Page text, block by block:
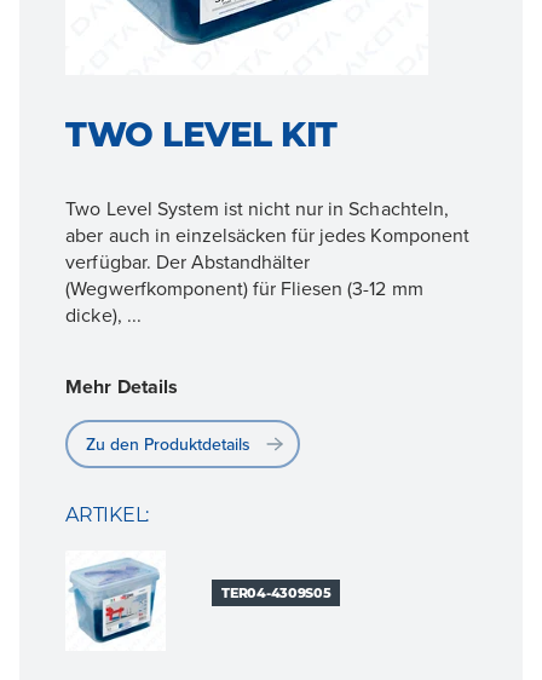
TWO LEVEL KIT
Two Level System ist nicht nur in Schachteln,
aber auch in einzelsäcken für jedes Komponent
verfügbar. Der Abstandhälter
(Wegwerfkomponent) für Fliesen (3-12 mm
dicke), ...
Mehr Details
Zu den Produktdetails
ARTIKEL:
TER04-4309S05